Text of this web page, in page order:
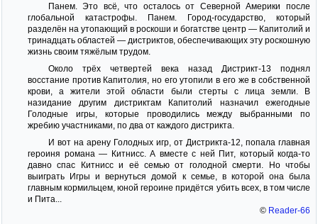
Панем. Это всё, что осталось от Северной Америки после
глобальной катастрофы. Панем. Город-государство, который
разделён на утопающий в роскоши и богатстве центр — Капитолий и
тринадцать областей — дистриктов, обеспечивающих эту роскошную
жизнь своим тяжёлым трудом.
Около трёх четвертей века назад Дистрикт-13 поднял
восстание против Капитолия, но его утопили в его же в собственной
крови, а жители этой области были стерты с лица земли. В
назидание другим дистриктам Капитолий назначил ежегодные
Голодные игры, которые проводились между выбранными по
жребию участниками, по два от каждого дистрикта.
И вот на арену Голодных игр, от Дистрикта-12, попала главная
героиня романа — Китнисс. А вместе с ней Пит, который когда-то
давно спас Китнисс и её семью от голодной смерти. Но чтобы
выиграть Игры и вернуться домой к семье, в которой она была
главным кормильцем, юной героине придётся убить всех, в том числе
и Пита...
© Reader-66